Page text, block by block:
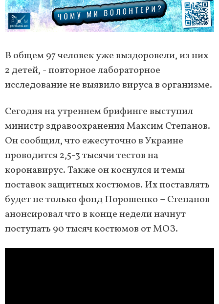
В общем 97 человек уже выздоровели, из них
2 детей, - повторное лабораторное
исследование не выявило вируса в организме.
Сегодня на утреннем брифинге выступил
министр здравоохранения Максим Степанов.
Он сообщил, что ежесуточно в Украине
проводится 2,5-3 тысячи тестов на
коронавирус. Также он коснулся и темы
поставок защитных костюмов. Их поставлять
будет не только фонд Порошенко – Степанов
анонсировал что в конце недели начнут
поступать 90 тысяч костюмов от МОЗ.